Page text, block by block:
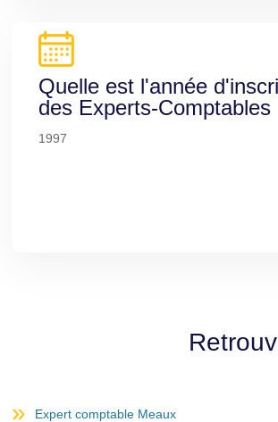
Quelle est l'année
des Experts-Comptables
1997
Expert comptable Meaux